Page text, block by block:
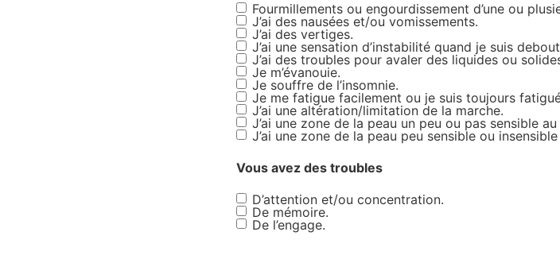
Síntomas2
Fourmillements ou engourdissement d’une ou
J’ai des nausées et/ou vomissements.
J’ai des vertiges.
J’ai une sensation d’instabilité quand je suis
J’ai des troubles pour avaler des liquides ou
Je m’évanouie.
Je souffre de l’insomnie.
Je me fatigue facilement ou je suis toujours
J’ai une altération/limitation de la marche.
J’ai une zone de la peau un peu ou pas sensible
J’ai une zone de la peau peu sensible ou
Vous avez des troubles
Dificultades
D’attention et/ou concentration.
De mémoire.
De l’engage.